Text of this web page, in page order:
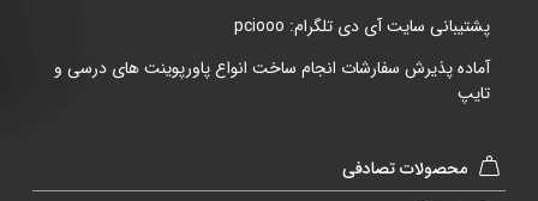
پشتیبانی سایت آی دی تلگرام: pciooo
آماده پذیرش سفارشات انجام ساخت انواع پاورپوینت های درسی و
تایپ
محصولات تصادفی